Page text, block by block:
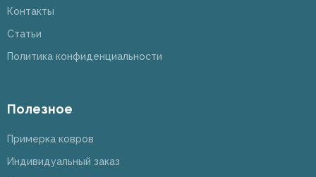
Контакты
Статьи
Политика конфиденциальности
Полезное
Примерка ковров
Индивидуальный заказ